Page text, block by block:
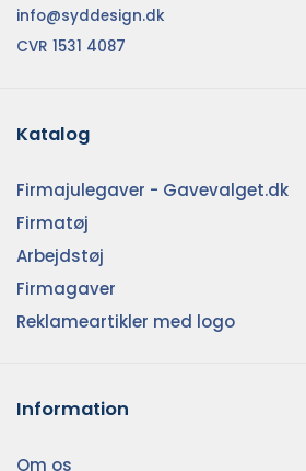
info@syddesign.dk
CVR 1531 4087
Katalog
Firmajulegaver - Gavevalget.dk
Firmatøj
Arbejdstøj
Firmagaver
Reklameartikler med logo
Information
Om os